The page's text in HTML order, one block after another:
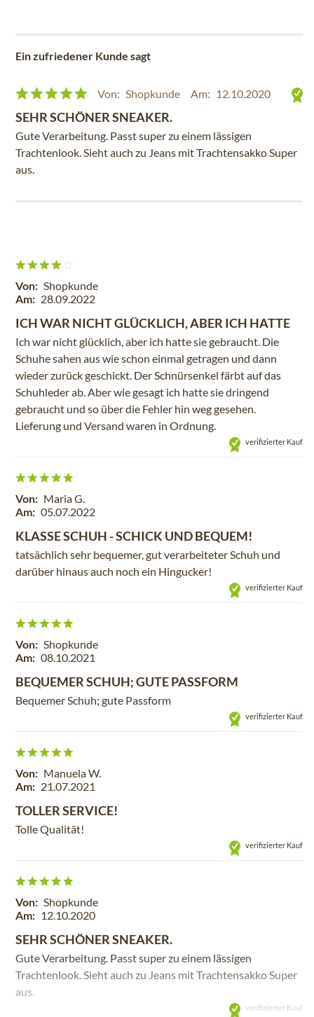
Ein zufriedener Kunde sagt
Von: Shopkunde Am: 12.10.2020
SEHR SCHÖNER SNEAKER.
Gute Verarbeitung. Passt super zu einem lässigen
Trachtenlook. Sieht auch zu Jeans mit Trachtensakko Super
aus.
Von: Shopkunde
Am: 28.09.2022
ICH WAR NICHT GLÜCKLICH, ABER ICH HATTE
Ich war nicht glücklich, aber ich hatte sie gebraucht. Die
Schuhe sahen aus wie schon einmal getragen und dann
wieder zurück geschickt. Der Schnürsenkel färbt auf das
Schuhleder ab. Aber wie gesagt ich hatte sie dringend
gebraucht und so über die Fehler hin weg gesehen.
Lieferung und Versand waren in Ordnung.
verifizierter Kauf
Von: Maria G.
Am: 05.07.2022
KLASSE SCHUH - SCHICK UND BEQUEM!
tatsächlich sehr bequemer, gut verarbeiteter Schuh und
darüber hinaus auch noch ein Hingucker!
verifizierter Kauf
Von: Shopkunde
Am: 08.10.2021
BEQUEMER SCHUH; GUTE PASSFORM
Bequemer Schuh; gute Passform
verifizierter Kauf
Von: Manuela W.
Am: 21.07.2021
TOLLER SERVICE!
Tolle Qualität!
verifizierter Kauf
Von: Shopkunde
Am: 12.10.2020
SEHR SCHÖNER SNEAKER.
Gute Verarbeitung. Passt super zu einem lässigen
Trachtenlook. Sieht auch zu Jeans mit Trachtensakko Super
aus.
verifizierter Kauf